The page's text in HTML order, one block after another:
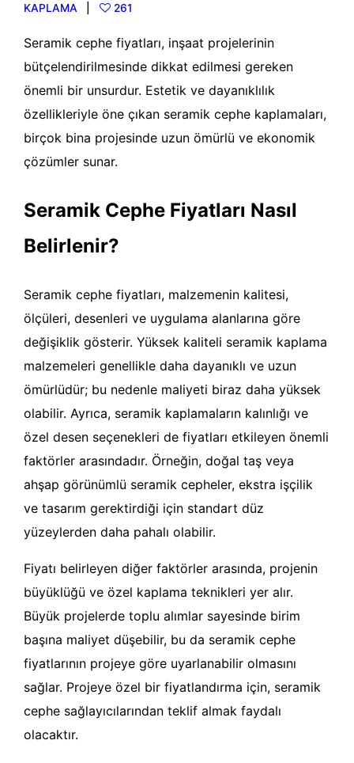
KAPLAMA
261
Seramik cephe fiyatları, inşaat projelerinin
bütçelendirilmesinde dikkat edilmesi gereken
önemli bir unsurdur. Estetik ve dayanıklılık
özellikleriyle öne çıkan seramik cephe kaplamaları,
birçok bina projesinde uzun ömürlü ve ekonomik
çözümler sunar.
Seramik Cephe Fiyatları Nasıl
Belirlenir?
Seramik cephe fiyatları, malzemenin kalitesi,
ölçüleri, desenleri ve uygulama alanlarına göre
değişiklik gösterir. Yüksek kaliteli seramik kaplama
malzemeleri genellikle daha dayanıklı ve uzun
ömürlüdür; bu nedenle maliyeti biraz daha yüksek
olabilir. Ayrıca, seramik kaplamaların kalınlığı ve
özel desen seçenekleri de fiyatları etkileyen önemli
faktörler arasındadır. Örneğin, doğal taş veya
ahşap görünümlü seramik cepheler, ekstra işçilik
ve tasarım gerektirdiği için standart düz
yüzeylerden daha pahalı olabilir.
Fiyatı belirleyen diğer faktörler arasında, projenin
büyüklüğü ve özel kaplama teknikleri yer alır.
Büyük projelerde toplu alımlar sayesinde birim
başına maliyet düşebilir, bu da seramik cephe
fiyatlarının projeye göre uyarlanabilir olmasını
sağlar. Projeye özel bir fiyatlandırma için, seramik
cephe sağlayıcılarından teklif almak faydalı
olacaktır.